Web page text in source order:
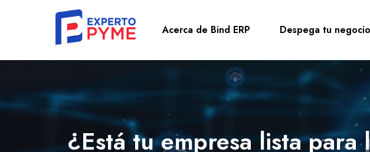
Acerca de Bind ERP Despega tu negocio
¿Está tu empresa lista